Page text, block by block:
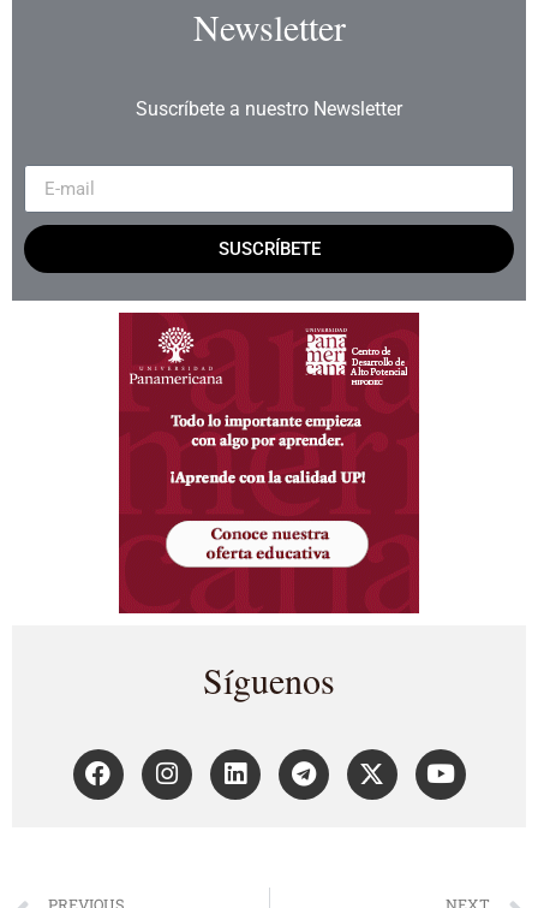
Newsletter
Suscríbete a nuestro Newsletter
SUSCRÍBETE
Síguenos
PREVIOUS NEXT